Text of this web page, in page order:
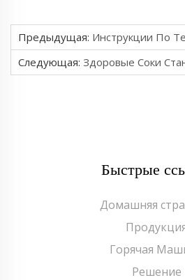
Предыдущая: Инструкции По Техническому
Следующая: Здоровые Соки Становятся
Быстрые
Домашняя
Горячая
Решение